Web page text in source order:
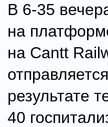
В 6-35
на
на Cantt
результате
40